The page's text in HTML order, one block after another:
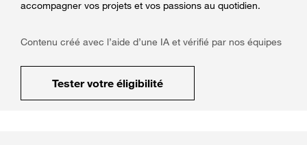
accompagner vos projets et vos passions au quotidien.
Contenu créé avec l’aide d’une IA et vérifié par nos équipes
Tester votre éligibilité